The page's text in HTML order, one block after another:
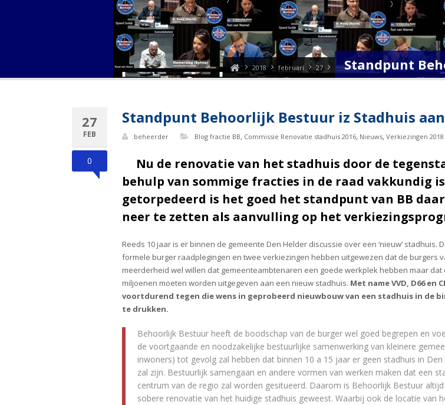
2018 februari 27 Standpunt
27
FEB
0
Standpunt Behoorlijk Bestuur iz Stadhuis
beheerder Blog fractie BB, Commissie Renovatie stadhuis 2016, Nieuws, Verkiezingen 2018
Nu de renovatie van het stadhuis door de
behulp van sommige fracties in de raad vakkundig is
getorpedeerd is het goed het standpunt van BB
neer te zetten als aanvulling op het
Reeds 10 jaar is er binnen de gemeente Den Helder discussie over een ‘nieuw’ stadhuis.
formele burger raadplegingen en twee verkiezingen hebben uitgewezen dat de burgers
meerderheid wel willen dat gemeenteambtenaren een goede werkplek hebben maar dat
miljoenen moeten worden uitgegeven aan een nieuw stadhuis. Met name VVD, D66 en
voortdurend tegen die wens in geprobeerd nieuwbouw van een stadhuis in de
te drukken.
Behoorlijk Bestuur heeft de boodschap van de burger wel goed begrepen en
de voortgaande en noodzakelijke bestuurlijke samenwerking van kleinere
inwoners) tot gevolg zal hebben dat binnen 10 a 15 jaar er geen stadhuis in
zal zijn. Bestuurlijk samengaan en andere vormen van werken maken dat een
centrum van de regio zal worden gesitueerd. Daarom is Behoorlijk Bestuur
sobere renovatie van het huidige stadhuis geweest. Waarbij ook de locatie van